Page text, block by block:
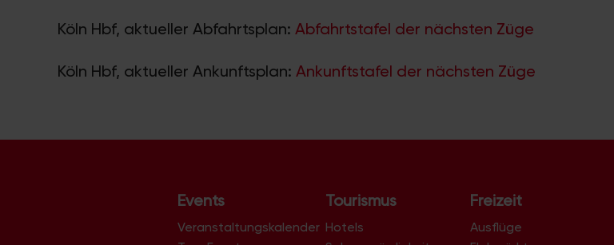
Köln Hbf, aktueller Abfahrtsplan: Abfahrtstafel der nächsten Züge
Köln Hbf, aktueller Ankunftsplan: Ankunftstafel der nächsten Züge
Events
Veranstaltungskalender
Tourismus
Hotels
Freizeit
Ausflüge